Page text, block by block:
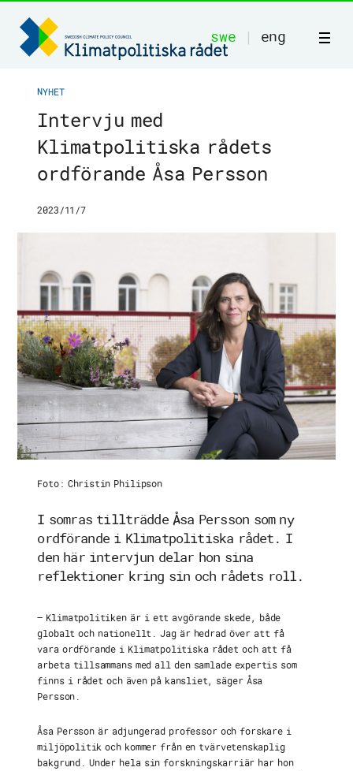
swe | eng
Start
Rekommendationer
Vår metod
Panorama
Kontakt
NYHET
Intervju med
Klimatpolitiska rådets
ordförande Åsa Persson
2023/11/7
Foto: Christin Philipson
I somras tillträdde Åsa Persson som ny
ordförande i Klimatpolitiska rådet. I
den här intervjun delar hon sina
reflektioner kring sin och rådets roll.
– Klimatpolitiken är i ett avgörande skede, både
globalt och nationellt. Jag är hedrad över att få
vara ordförande i Klimatpolitiska rådet och att få
arbeta tillsammans med all den samlade expertis som
finns i rådet och även på kansliet, säger Åsa
Persson.
Åsa Persson är adjungerad professor och forskare i
miljöpolitik och kommer från en tvärvetenskaplig
bakgrund. Under hela sin forskningskarriär har hon